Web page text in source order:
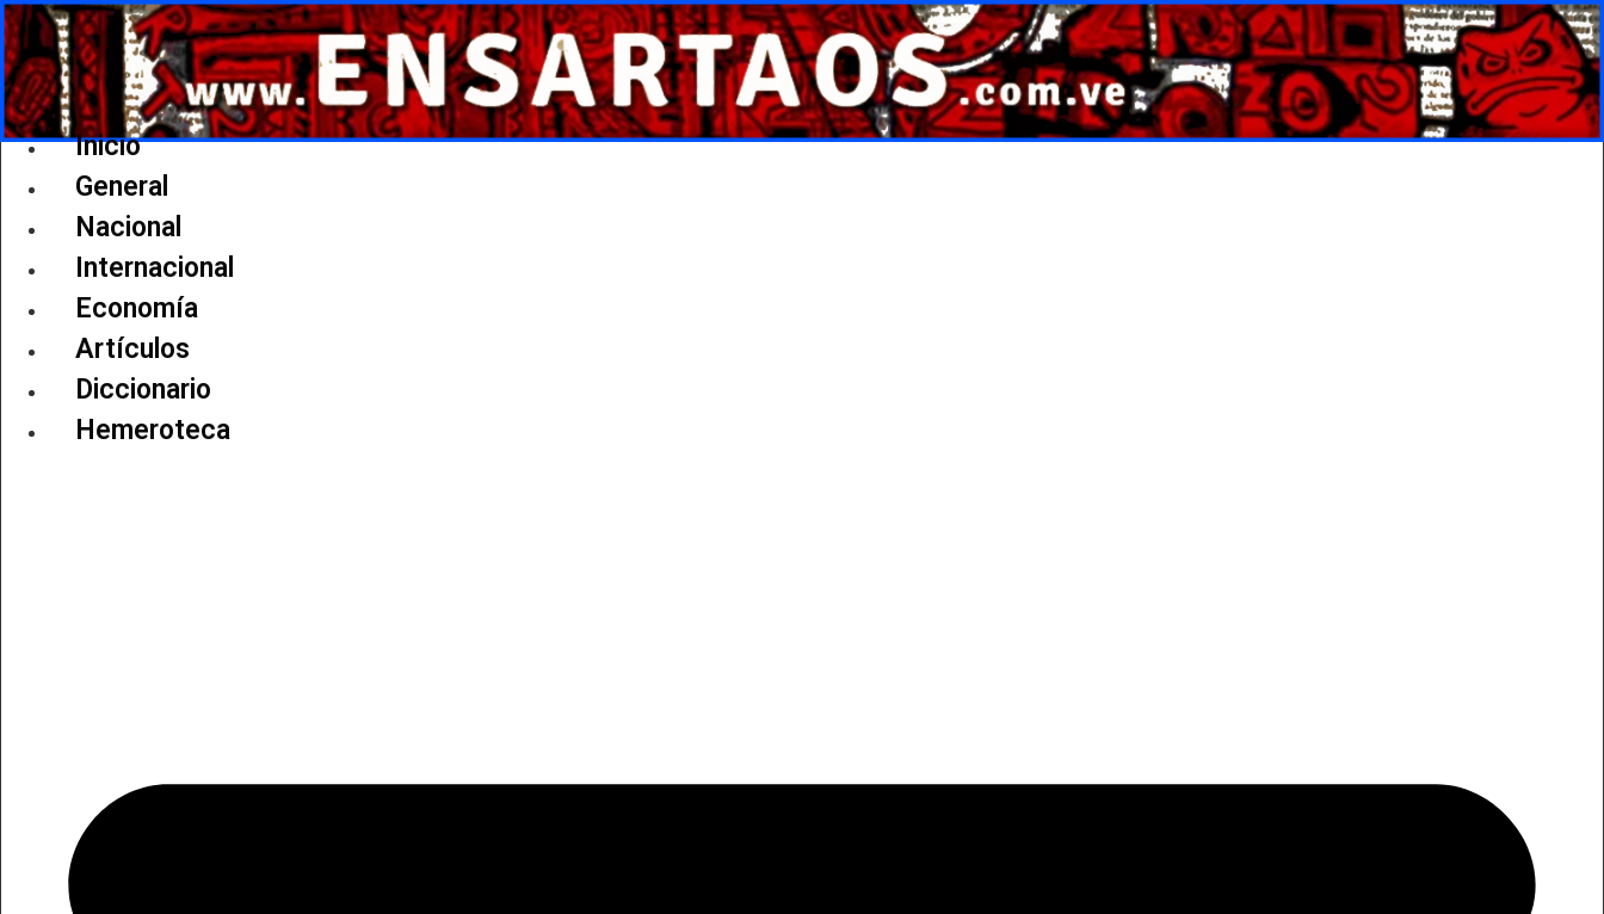
Ir
al
contenido
Inicio
General
Nacional
Internacional
Economía
Artículos
Diccionario
Hemeroteca